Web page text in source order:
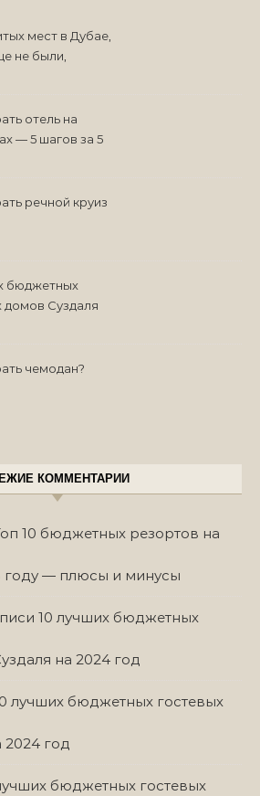
мест в Дубае,
не были,
отель на
— 5 шагов за 5
речной круиз
бюджетных
домов Суздаля
чемодан?
КОММЕНТАРИИ
10 бюджетных резортов на
году — плюсы и минусы
10 лучших бюджетных
на 2024 год
лучших бюджетных гостевых
2024 год
бюджетных гостевых